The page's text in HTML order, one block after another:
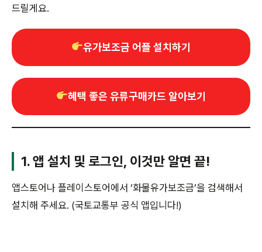
드릴게요.
유가보조금 어플 설치하기
혜택 좋은 유류구매카드 알아보기
1. 앱 설치 및 로그인, 이것만 알면 끝!
앱스토어나 플레이스토어에서 ‘화물유가보조금’을 검색해서
설치해 주세요. (국토교통부 공식 앱입니다!)